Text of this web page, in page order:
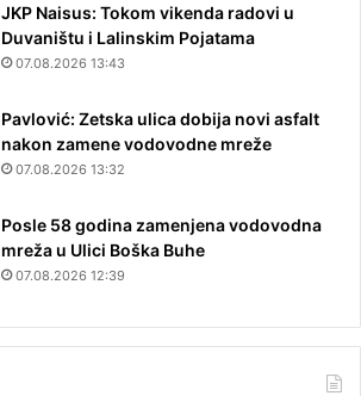
JKP Naisus: Tokom vikenda radovi u
Duvaništu i Lalinskim Pojatama
07.08.2026 13:43
Pavlović: Zetska ulica dobija novi asfalt
nakon zamene vodovodne mreže
07.08.2026 13:32
Posle 58 godina zamenjena vodovodna
mreža u Ulici Boška Buhe
07.08.2026 12:39